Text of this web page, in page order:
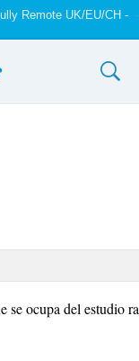
Remote UK/EU/CH -
se ocupa del estudio